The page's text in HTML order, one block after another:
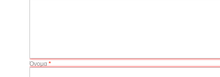
Όνομα *